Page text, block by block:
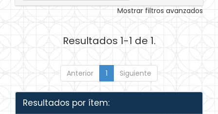
Mostrar filtros avanzados
Resultados 1-1 de 1.
Anterior 1 Siguiente
Resultados por ítem: